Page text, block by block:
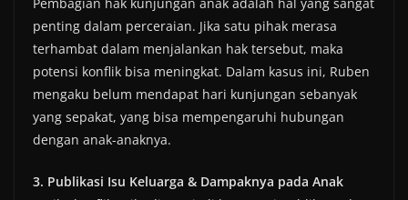
penting dalam perceraian. Jika satu pihak merasa
terhambat dalam menjalankan hak tersebut, maka
potensi konflik bisa meningkat. Dalam kasus ini, Ruben
mengaku belum mendapat hari kunjungan sebanyak
yang sepakat, yang bisa mempengaruhi hubungan
dengan anak-anaknya.
3. Publikasi Isu Keluarga & Dampaknya pada Anak